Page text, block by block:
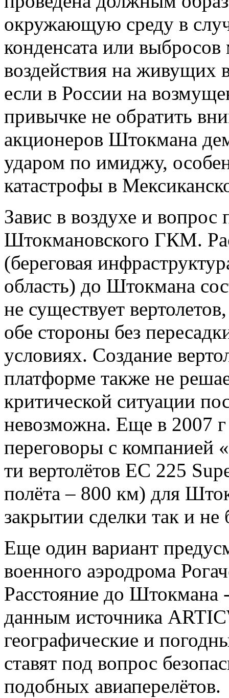
окружающую среду в
конденсата или выбросов
воздействия на живущих
если в России на
привычке не обратить
акционеров Штокмана
ударом по имиджу,
катастрофы в
Завис в воздухе и
Штокмановского ГКМ.
(береговая
область) до Штокмана
не существует
обе стороны без
условиях. Создание
платформе также не
критической ситуации
невозможна. Еще в 2007 г
переговоры с компанией
ти вертолётов EC 225
полёта – 800 км) для
закрытии сделки так и
Еще один вариант
военного аэродрома
Расстояние до Штокмана
данным источника
географические и
ставят под вопрос
подобных авиаперелётов.